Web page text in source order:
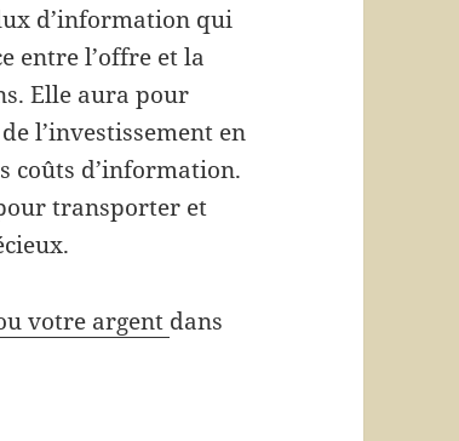
d’information qui
entre l’offre et la
Elle aura pour
l’investissement en
coûts d’information.
transporter et
votre argent dans